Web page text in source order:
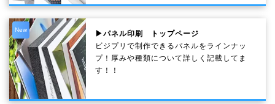
New
▶パネル印刷 トップページ
ビジプリで制作できるパネルをラインナッ
プ！厚みや種類について詳しく記載してま
す！！